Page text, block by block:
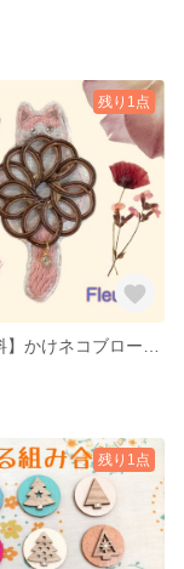
残り1点
残り1点